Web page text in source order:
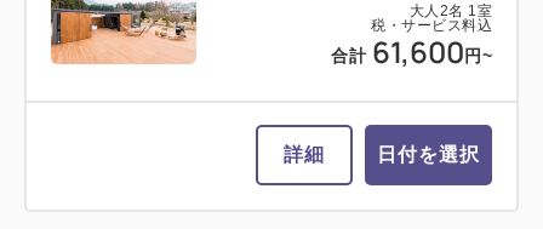
【愛犬同伴ルーム】ドッグ・スイート
2~6名
大人 2名 1室
税・サービス料込
合計 61,600 円~
詳細 日付を選択